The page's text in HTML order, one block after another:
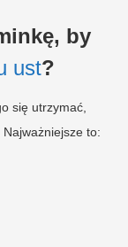
by
ust?
się utrzymać,
to: